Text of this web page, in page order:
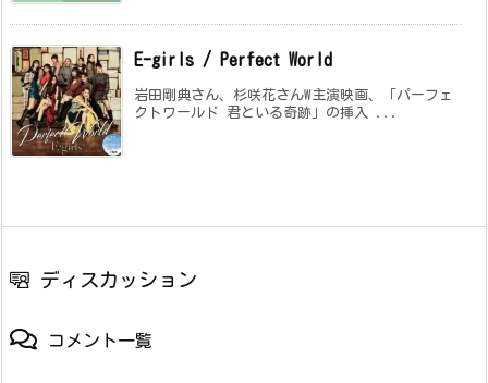
E-girls / Perfect World
岩田剛典さん、杉咲花さんW主演映画、「パーフェ
クトワールド 君といる奇跡」の挿入 ...
ディスカッション
コメント一覧